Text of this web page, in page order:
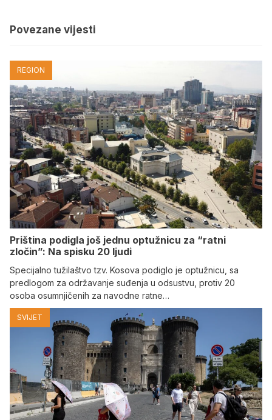
Povezane vijesti
REGION
Priština podigla još jednu optužnicu za “ratni
zločin”: Na spisku 20 ljudi
Specijalno tužilaštvo tzv. Kosova podiglo je optužnicu, sa
predlogom za održavanje suđenja u odsustvu, protiv 20
osoba osumnjičenih za navodne ratne…
SVIJET